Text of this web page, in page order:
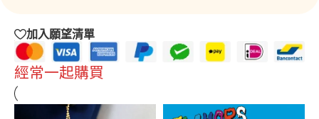
加入願望清單
經常一起購買